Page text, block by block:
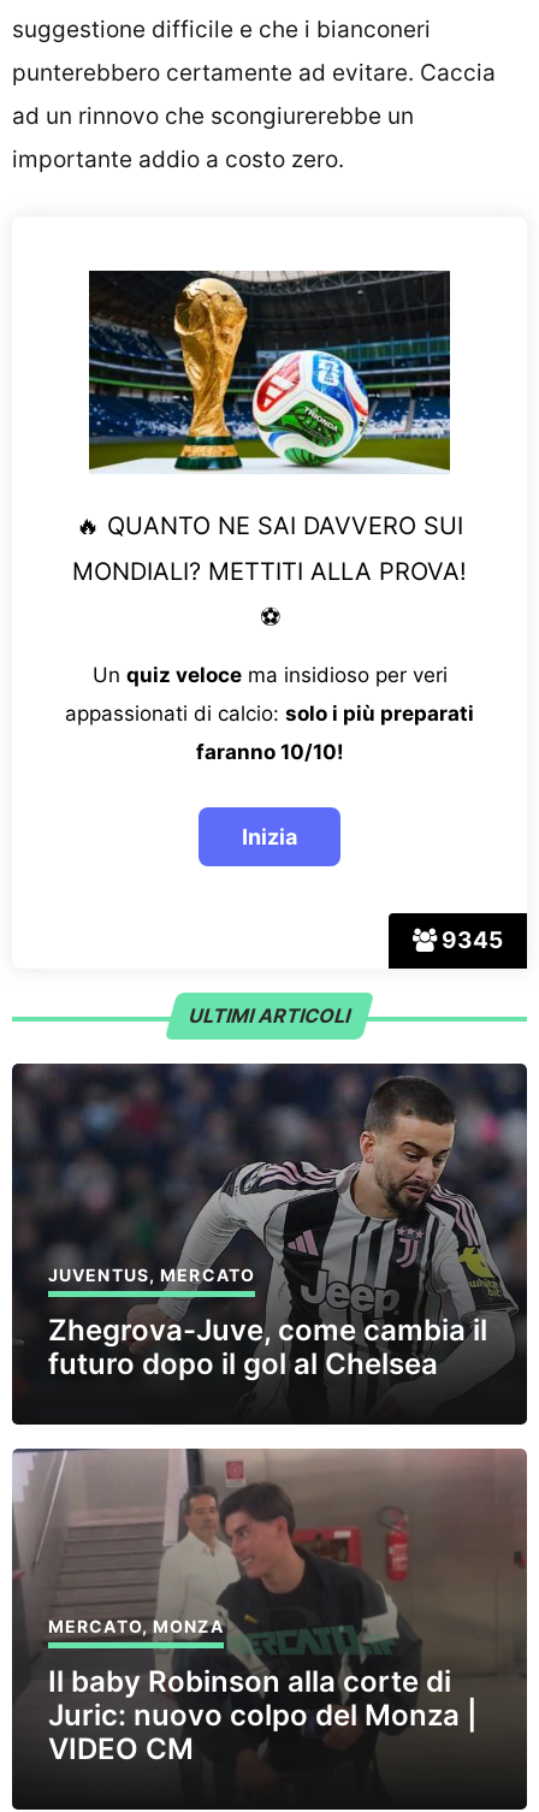
suggestione difficile e che i bianconeri
punterebbero certamente ad evitare. Caccia
ad un rinnovo che scongiurerebbe un
importante addio a costo zero.
9345
🔥 QUANTO NE SAI DAVVERO SUI
MONDIALI? METTITI ALLA PROVA!
⚽
Un quiz velocema insidioso per veri
appassionati di calcio: solo i più preparati
faranno 10/10!
ULTIMI ARTICOLI
JUVENTUS,MERCATO
Zhegrova-Juve, come cambia il
futuro dopo il gol al Chelsea
MERCATO,MONZA
Il baby Robinson alla corte di
Juric: nuovo colpo del Monza |
VIDEO CM